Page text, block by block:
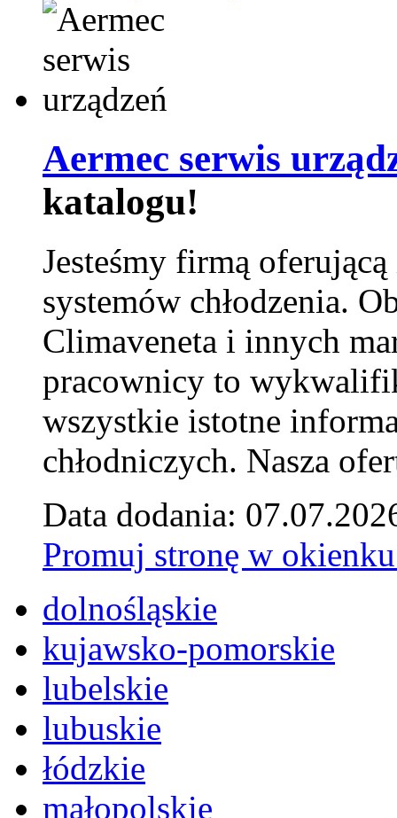
Aermec serwis
katalogu!
Jesteśmy firmą
systemów chłodzenia.
Climaveneta i innych
pracownicy to
wszystkie istotne
chłodniczych. Nasza
Data dodania:
Promuj stronę w
dolnośląskie
kujawsko-pomorskie
lubelskie
lubuskie
łódzkie
małopolskie